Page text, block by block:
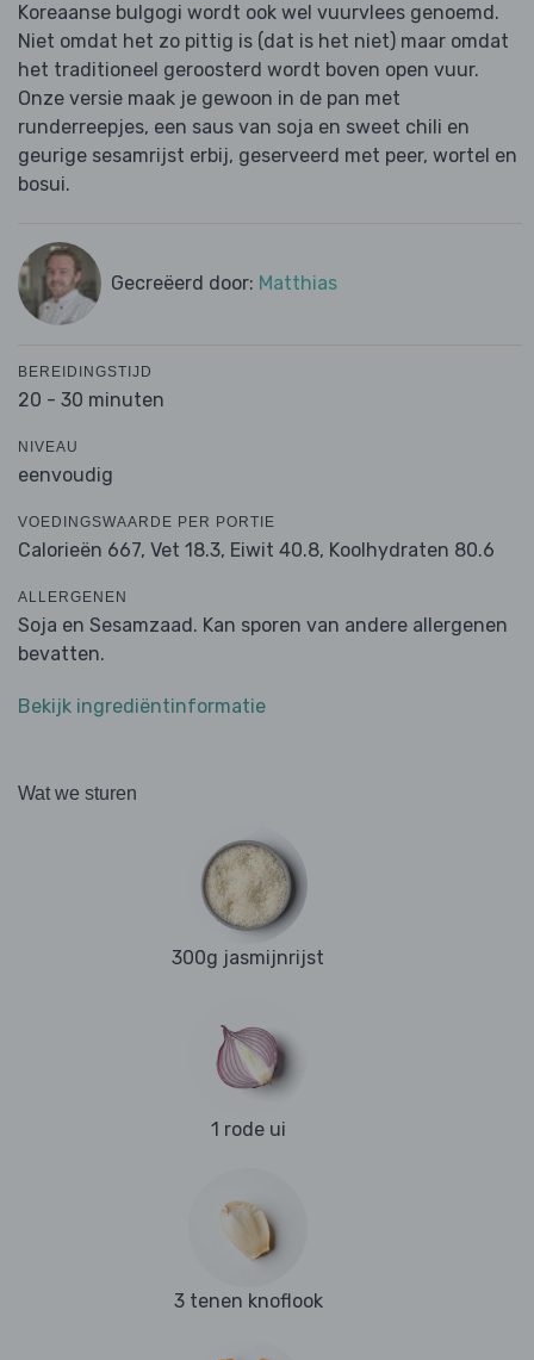
Koreaanse bulgogi wordt ook wel vuurvlees genoemd.
Niet omdat het zo pittig is (dat is het niet) maar omdat
het traditioneel geroosterd wordt boven open vuur.
Onze versie maak je gewoon in de pan met
runderreepjes, een saus van soja en sweet chili en
geurige sesamrijst erbij, geserveerd met peer, wortel en
bosui.
Gecreëerd door: Matthias
BEREIDINGSTIJD
20 - 30 minuten
NIVEAU
eenvoudig
VOEDINGSWAARDE PER PORTIE
Calorieën 667, Vet 18.3, Eiwit 40.8, Koolhydraten 80.6
ALLERGENEN
Soja en Sesamzaad. Kan sporen van andere allergenen
bevatten.
Bekijk ingrediëntinformatie
Wat we sturen
300g jasmijnrijst
1 rode ui
3 tenen knoflook